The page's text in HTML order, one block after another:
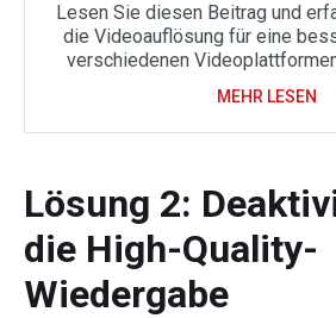
Lesen Sie diesen Beitrag und
die Videoauflösung für eine
verschiedenen
MEHR LESEN
Lösung 2:
die High-Quality-
Wiedergabe